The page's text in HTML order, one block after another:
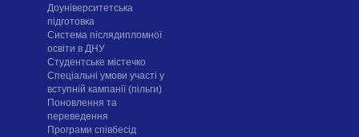
Доуніверситетська
підготовка
Система післядипломної
освіти в ДНУ
Cтудентське містечко
Спеціальні умови участі у
вступній кампанії (пільги)
Поновлення та
переведення
Програми співбесід